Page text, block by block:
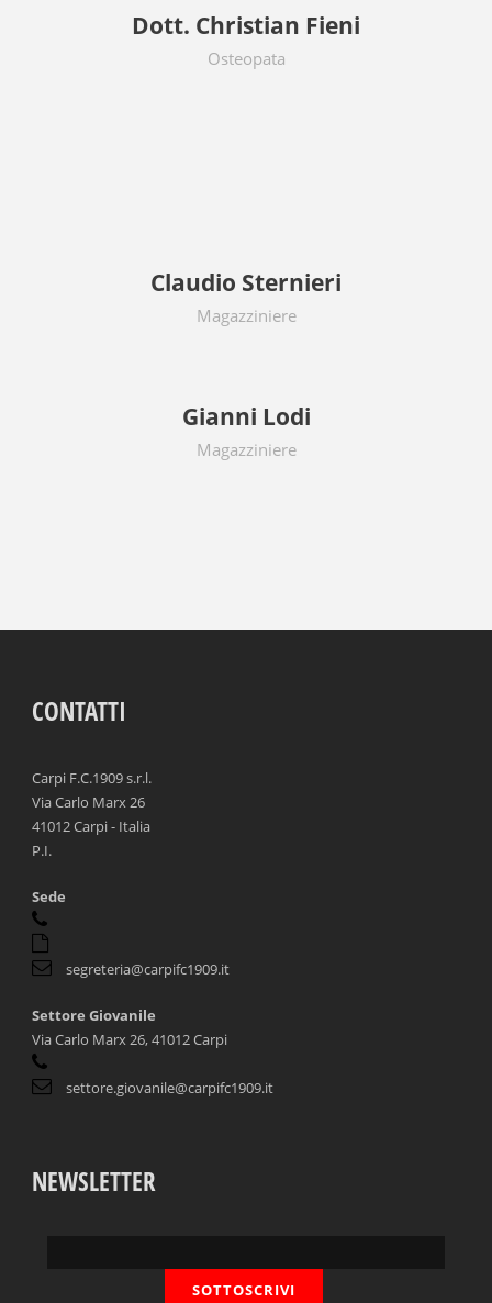
Dott. Christian Fieni
Osteopata
Claudio Sternieri
Magazziniere
Gianni Lodi
Magazziniere
CONTATTI
Carpi F.C.1909 s.r.l.
Via Carlo Marx 26
41012 Carpi - Italia
P.I.
Sede
segreteria@carpifc1909.it
Settore Giovanile
Via Carlo Marx 26, 41012 Carpi
settore.giovanile@carpifc1909.it
NEWSLETTER